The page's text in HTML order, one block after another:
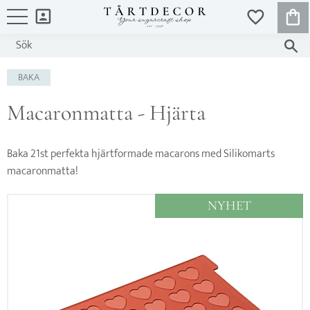
FAVORITER
BAKA
Macaronmatta - Hjärta
Baka 21st perfekta hjärtformade macarons med Silikomarts
macaronmatta!
NYHET